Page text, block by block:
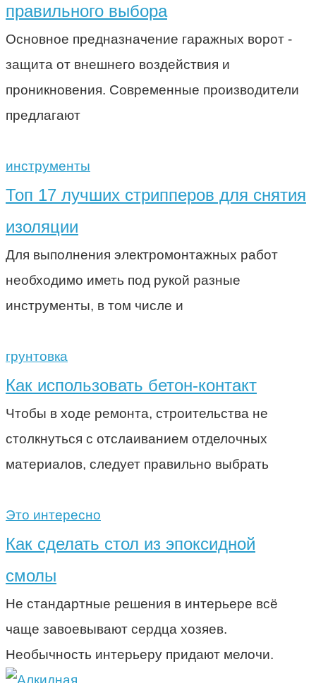
правильного выбора
Основное предназначение гаражных ворот -
защита от внешнего воздействия и
проникновения. Современные производители
предлагают
инструменты
Топ 17 лучших стрипперов для снятия
изоляции
Для выполнения электромонтажных работ
необходимо иметь под рукой разные
инструменты, в том числе и
грунтовка
Как использовать бетон-контакт
Чтобы в ходе ремонта, строительства не
столкнуться с отслаиванием отделочных
материалов, следует правильно выбрать
Это интересно
Как сделать стол из эпоксидной
смолы
Не стандартные решения в интерьере всё
чаще завоевывают сердца хозяев.
Необычность интерьеру придают мелочи.